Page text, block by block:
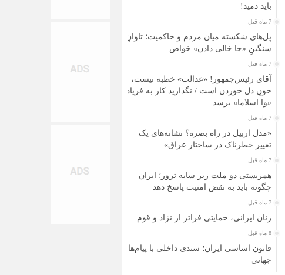
باید دمید!
7 ماه قبل
پل‌های شکسته میان مردم و حاکمیت؛ تاوانِ
سنگینِ «جا خالی دادن» خواص
7 ماه قبل
آقای رئیس‌جمهور! «عدالت» خطبه نیست،
خونِ دل خوردن است / نگذارید کار به فریاد
«وا اسلاما» برسد
7 ماه قبل
«مدل اربیل در راه بصره؟ نشانه‌های یک
تغییر خطرناک در ساختار عراق»
7 ماه قبل
همزیستی دو ملت زیر سایه ترور؛ ایران
چگونه باید به نقض امنیت پاسخ دهد
7 ماه قبل
زنان ایرانی، حمایتی فراتر از نژاد و قوم
8 ماه قبل
قانون اساسی ایران؛ سندی داخلی با پیام‌های
جهانی